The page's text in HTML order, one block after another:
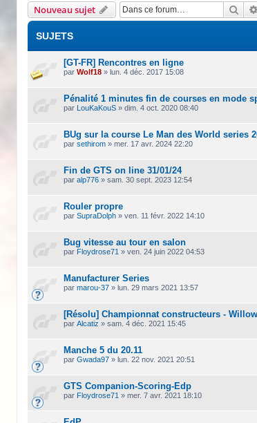
Nouveau sujet
SUJETS
[GT-FR] Rencontres en ligne
parWolf18 »lun. 4 déc. 2017 15:08
Pénalité 1 minutes fin de courses en mode
par LouKaKouS »dim. 4 oct. 2020 08:40
BUg sur la course Le Man des World series
parsethirom »mer. 17 avr. 2024 22:20
Fin de GTS on line 31/01/24
paralp776 »sam. 30 sept. 2023 12:54
Rouler propre
parSupraDolph »ven. 11 févr. 2022 14:10
Bug vitesse au tour en salon
par Floydrose71 »ven. 24 juin 2022 04:53
Manufacturer Series
parmarou-37 »lun. 29 mars 2021 13:57
[Résolu] Championnat constructeurs -
parAlcatiz »sam. 4 déc. 2021 15:45
Manche 5 du 20.11
parGwada97 »lun. 22 nov. 2021 20:51
GTS Companion-Scoring-Edp
par Floydrose71 »mer. 7 avr. 2021 18:10